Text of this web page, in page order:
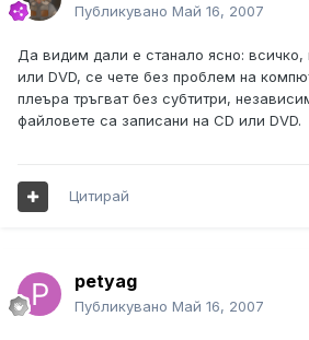
Публикувано Май 16, 2007
Да видим дали е станало ясно: всичко,
или DVD, се чете без проблем на
плеъра тръгват без субтитри,
файловете са записани на CD или DVD.
Цитирай
petyag
Публикувано Май 16, 2007